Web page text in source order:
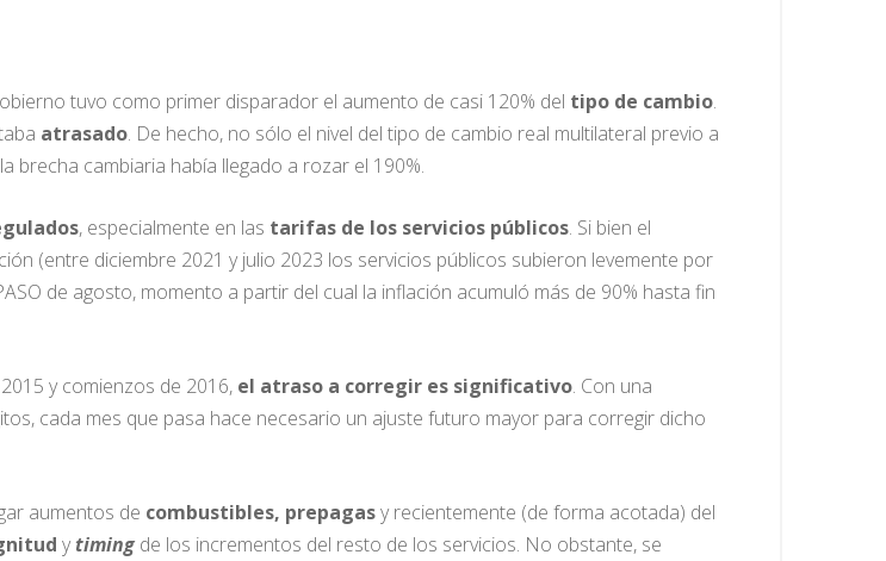
tuvo como primer disparador el aumento de casi 120% del tipo de cambio.
atrasado. De hecho, no sólo el nivel del tipo de cambio real multilateral previo a
brecha cambiaria había llegado a rozar el 190%.
, especialmente en las tarifas de los servicios públicos. Si bien el
(entre diciembre 2021 y julio 2023 los servicios públicos subieron levemente por
de agosto, momento a partir del cual la inflación acumuló más de 90% hasta fin
y comienzos de 2016, el atraso a corregir es significativo. Con una
cada mes que pasa hace necesario un ajuste futuro mayor para corregir dicho
aumentos de combustibles, prepagasy recientemente (de forma acotada) del
ytimingde los incrementos del resto de los servicios. No obstante, se